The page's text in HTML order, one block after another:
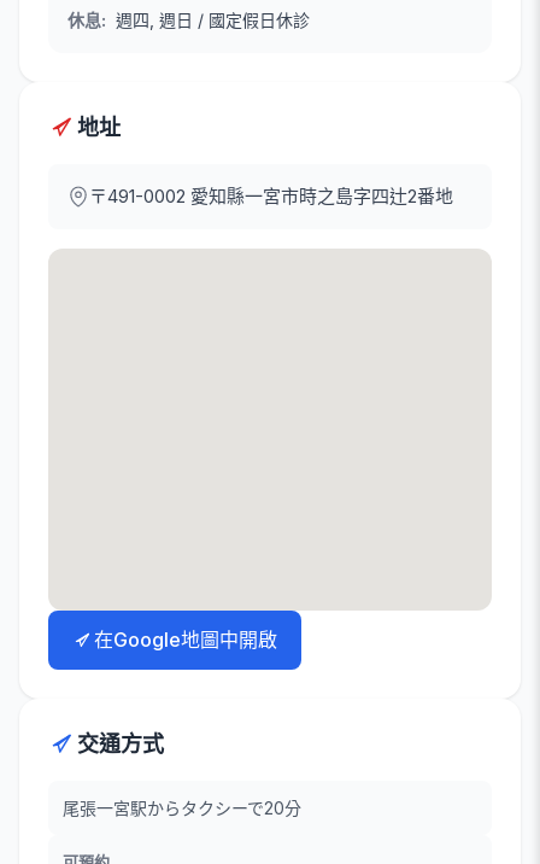
休息: 週四, 週日 / 國定假日休診
地址
〒491-0002 愛知縣一宮市時之島字四辻2番地
在Google地圖中開啟
交通方式
尾張一宮駅からタクシーで20分